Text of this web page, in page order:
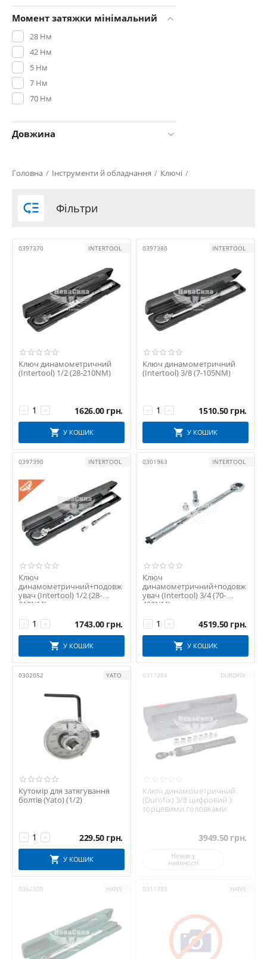
Момент затяжки мінімальний
28 Нм
42 Нм
5 Нм
7 Нм
70 Нм
Довжина
Головна / Інструменти й обладнання / Ключі /
 Фільтри
0397370 INTERTOOL
Ключ динамометричний
(Intertool) 1/2 (28-210NM)
+
− 1626.00 грн.
У КОШИК
0397380 INTERTOOL
Ключ динамометричний
(Intertool) 3/8 (7-105NM)
+
− 1510.50 грн.
У КОШИК
0397390 INTERTOOL
Ключ
динамометричний+подовж
увач (Intertool) 1/2 (28-
210NM)
+
− 1743.00 грн.
У КОШИК
0301963 INTERTOOL
Ключ
динамометричний+подовж
увач (Intertool) 3/4 (70-
420NM)
+
− 4519.50 грн.
У КОШИК
0302052 YATO
Кутомір для затягування
болтів (Yato) (1/2)
+
− 229.50 грн.
У КОШИК
0317384 DUROFIX
Ключ динамометричний
(Durofix) 3/8 цифровий з
торцевими головками
3949.50 грн.
Немає у
наявності
0362300 HANS 0311383 HANS